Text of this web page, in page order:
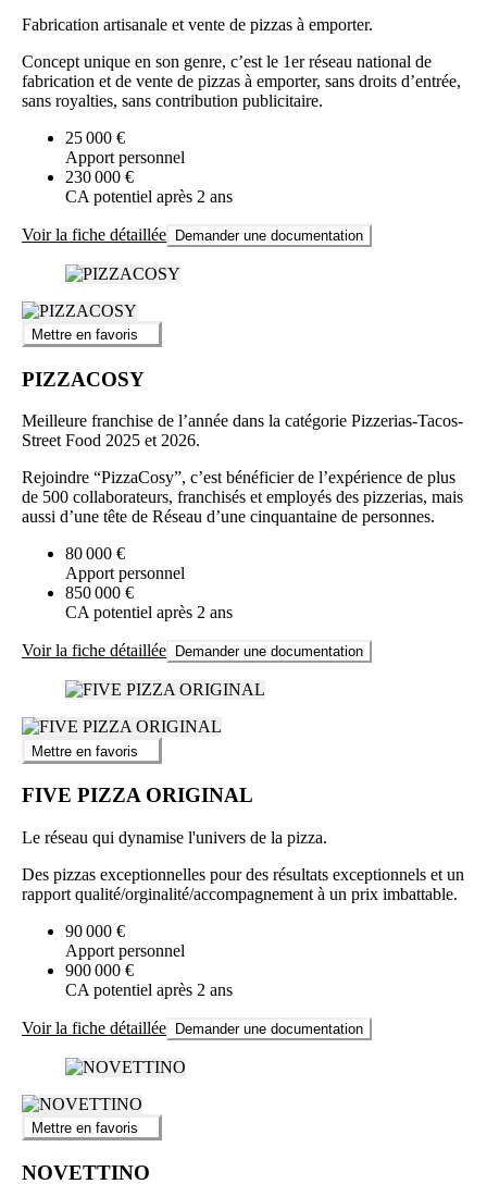
Fabrication artisanale et vente de pizzas à emporter.
Concept unique en son genre, c’est le 1er réseau national de
fabrication et de vente de pizzas à emporter, sans droits d’entrée,
sans royalties, sans contribution publicitaire.
25 000 €
Apport personnel
230 000 €
CA potentiel après 2 ans
Voir la fiche détaillée Demander une documentation
Mettre en favoris
PIZZACOSY
Meilleure franchise de l’année dans la catégorie Pizzerias-Tacos-
Street Food 2025 et 2026.
Rejoindre “PizzaCosy”, c’est bénéficier de l’expérience de plus
de 500 collaborateurs, franchisés et employés des pizzerias, mais
aussi d’une tête de Réseau d’une cinquantaine de personnes.
80 000 €
Apport personnel
850 000 €
CA potentiel après 2 ans
Voir la fiche détaillée Demander une documentation
Mettre en favoris
FIVE PIZZA ORIGINAL
Le réseau qui dynamise l'univers de la pizza.
Des pizzas exceptionnelles pour des résultats exceptionnels et un
rapport qualité/orginalité/accompagnement à un prix imbattable.
90 000 €
Apport personnel
900 000 €
CA potentiel après 2 ans
Voir la fiche détaillée Demander une documentation
Mettre en favoris
NOVETTINO